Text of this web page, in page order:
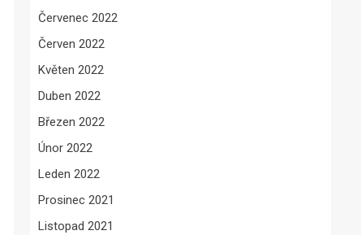
Červenec 2022
Červen 2022
Květen 2022
Duben 2022
Březen 2022
Únor 2022
Leden 2022
Prosinec 2021
Listopad 2021